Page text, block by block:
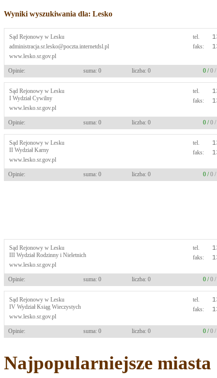
Wyniki wyszukiwania dla: Lesko
Sąd Rejonowy w Lesku
administracja.sr.lesko@poczta.internetdsl.pl
www.lesko.sr.gov.pl
tel.
faks:
Opinie: suma: 0 liczba: 0 0 /0 /
Sąd Rejonowy w Lesku
I Wydział Cywilny
www.lesko.sr.gov.pl
tel.
faks:
Opinie: suma: 0 liczba: 0 0 /0 /
Sąd Rejonowy w Lesku
II Wydział Karny
www.lesko.sr.gov.pl
tel.
faks:
Opinie: suma: 0 liczba: 0 0 /0 /
Sąd Rejonowy w Lesku
III Wydział Rodzinny i Nieletnich
www.lesko.sr.gov.pl
tel.
faks:
Opinie: suma: 0 liczba: 0 0 /0 /
Sąd Rejonowy w Lesku
IV Wydział Ksiąg Wieczystych
www.lesko.sr.gov.pl
tel.
faks:
Opinie: suma: 0 liczba: 0 0 /0 /
Najpopularniejsze miasta